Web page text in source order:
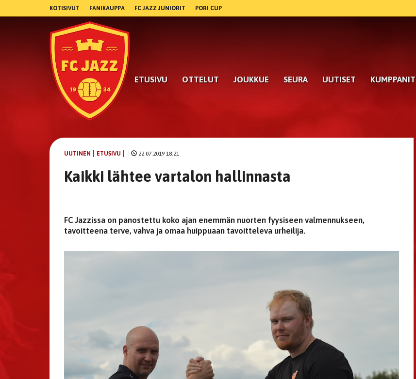
KOTISIVUT FANIKAUPPA FC JAZZ JUNIORIT PORI CUP
ETUSIVU OTTELUT JOUKKUE SEURA UUTISET KUMPPANIT
UUTINEN ETUSIVU 22.07.2019 18:21
Kaikki lähtee vartalon hallinnasta
FC Jazzissa on panostettu koko ajan enemmän nuorten fyysiseen valmennukseen,
tavoitteena terve, vahva ja omaa huippuaan tavoitteleva urheilija.